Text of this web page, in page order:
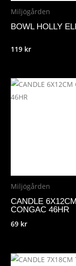
Miljögården
BOWL HOLLY
119 kr
Miljögården
CANDLE 6X12CM
CONGAC 46HR
69 kr